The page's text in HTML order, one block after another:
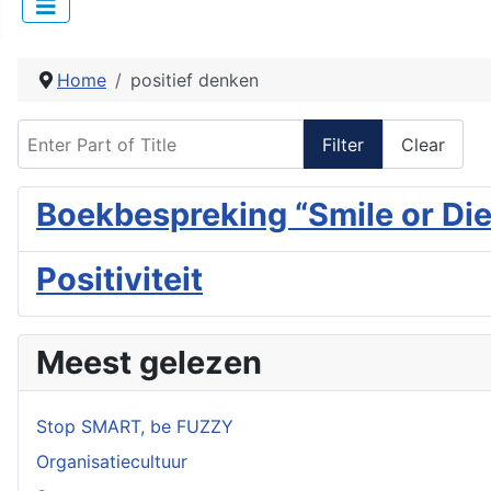
Home positief denken
Filter Clear
Boekbespreking “Smile or
Positiviteit
Meest gelezen
Stop SMART, be FUZZY
Organisatiecultuur